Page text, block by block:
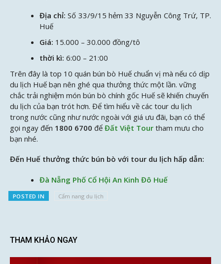
Địa chỉ: Số 33/9/15 hẻm 33 Nguyễn Công Trứ, TP.
Huế
Giá: 15.000 – 30.000 đồng/tô
thời kì: 6:00 – 21:00
Trên đây là top 10 quán bún bò Huế chuẩn vị mà nếu có dịp
du lịch Huế bạn nên ghé qua thưởng thức một lần. vững
chắc trải nghiệm món bún bò chính gốc Huế sẽ khiến chuyến
du lịch của bạn trót hơn. Để tìm hiểu về các tour du lịch
trong nước cũng như nước ngoài với giá ưu đãi, bạn có thể
gọi ngay đến 1800 6700 để Đất Việt Tour tham mưu cho
bạn nhé.
Đến Huế thưởng thức bún bò với tour du lịch hấp dẫn:
Đà Nẵng Phố Cổ Hội An Kinh Đô Huế
POSTED IN Cẩm nang du lịch
THAM KHẢO NGAY